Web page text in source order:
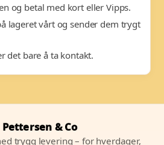
og betal med kort eller Vipps.
lageret vårt og sender dem trygt
det bare å ta kontakt.
Pettersen & Co
trygg levering – for hverdager,